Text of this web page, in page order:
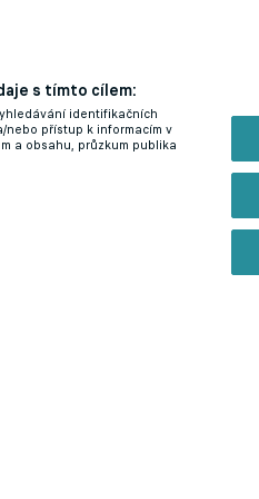
s tímto cílem:
identifikačních
přístup k informacím v
a obsahu, průzkum publika